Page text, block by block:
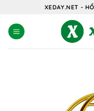
nội
dung
XEDAY.NET -